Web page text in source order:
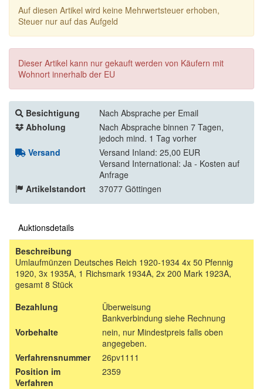
Auf diesen Artikel wird keine Mehrwertsteuer erhoben,
Steuer nur auf das Aufgeld
Dieser Artikel kann nur gekauft werden von Käufern mit
Wohnort innerhalb der EU
Besichtigung
Nach Absprache per Email
Abholung
Nach Absprache binnen 7 Tagen,
jedoch mind. 1 Tag vorher
Versand
Versand Inland: 25,00 EUR
Versand International: Ja - Kosten auf
Anfrage
Artikelstandort
37077 Göttingen
Auktionsdetails
Beschreibung
Umlaufmünzen Deutsches Reich 1920-1934 4x 50 Pfennig
1920, 3x 1935A, 1 Richsmark 1934A, 2x 200 Mark 1923A,
gesamt 8 Stück
Bezahlung
Überweisung
Bankverbindung siehe Rechnung
Vorbehalte
nein, nur Mindestpreis falls oben
angegeben.
Verfahrensnummer
26pv1111
Position im
Verfahren
2359